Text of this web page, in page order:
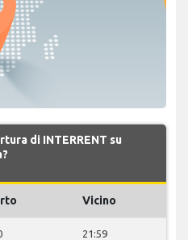
di INTERRENT su
Vicino
21:59